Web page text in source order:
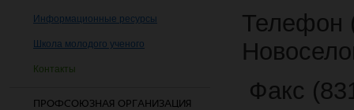
Информационные ресурсы
Школа молодого ученого
Контакты
ПРОФСОЮЗНАЯ ОРГАНИЗАЦИЯ
Телефон
Факс